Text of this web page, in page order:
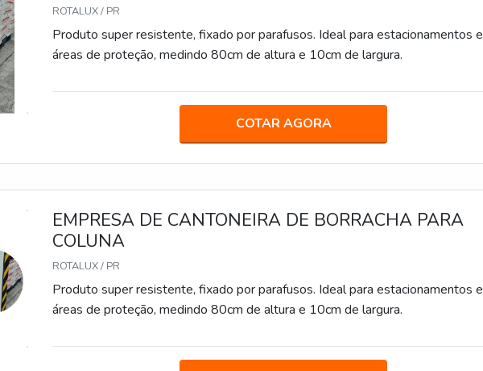
ROTALUX / PR
Produto super resistente, fixado por parafusos. Ideal para estacionamentos e
áreas de proteção, medindo 80cm de altura e 10cm de largura.
COTAR AGORA
EMPRESA DE CANTONEIRA DE BORRACHA PARA
COLUNA
ROTALUX / PR
Produto super resistente, fixado por parafusos. Ideal para estacionamentos e
áreas de proteção, medindo 80cm de altura e 10cm de largura.